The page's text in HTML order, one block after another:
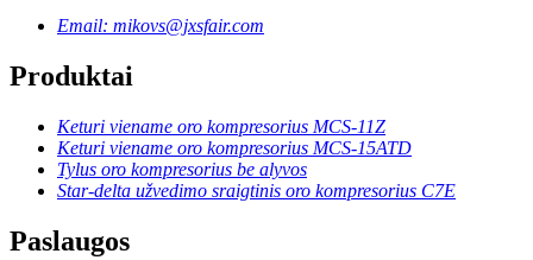
Email: mikovs@jxsfair.com
Produktai
Keturi viename oro kompresorius MCS-11Z
Keturi viename oro kompresorius MCS-15ATD
Tylus oro kompresorius be alyvos
Star-delta užvedimo sraigtinis oro kompresorius C7E
Paslaugos